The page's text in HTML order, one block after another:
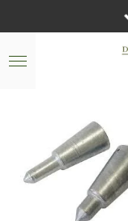
direct
naar